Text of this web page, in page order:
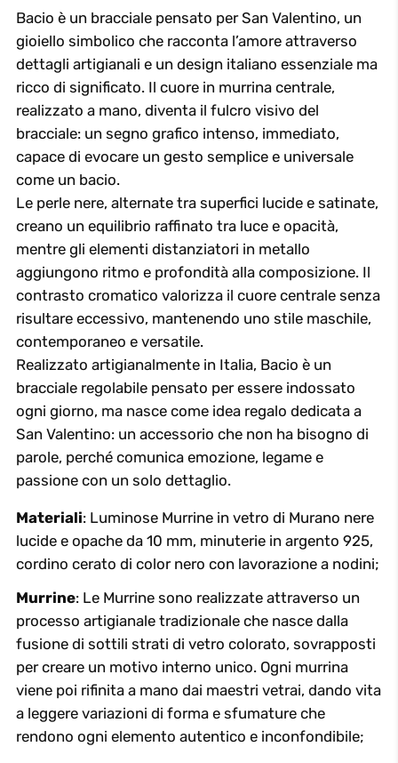
Bacio è un bracciale pensato per San Valentino, un
gioiello simbolico che racconta l’amore attraverso
dettagli artigianali e un design italiano essenziale ma
ricco di significato. Il cuore in murrina centrale,
realizzato a mano, diventa il fulcro visivo del
bracciale: un segno grafico intenso, immediato,
capace di evocare un gesto semplice e universale
come un bacio.
Le perle nere, alternate tra superfici lucide e satinate,
creano un equilibrio raffinato tra luce e opacità,
mentre gli elementi distanziatori in metallo
aggiungono ritmo e profondità alla composizione. Il
contrasto cromatico valorizza il cuore centrale senza
risultare eccessivo, mantenendo uno stile maschile,
contemporaneo e versatile.
Realizzato artigianalmente in Italia, Bacio è un
bracciale regolabile pensato per essere indossato
ogni giorno, ma nasce come idea regalo dedicata a
San Valentino: un accessorio che non ha bisogno di
parole, perché comunica emozione, legame e
passione con un solo dettaglio.
Materiali: Luminose Murrine in vetro di Murano nere
lucide e opache da 10 mm, minuterie in argento 925,
cordino cerato di color nero con lavorazione a nodini;
Murrine: Le Murrine sono realizzate attraverso un
processo artigianale tradizionale che nasce dalla
fusione di sottili strati di vetro colorato, sovrapposti
per creare un motivo interno unico. Ogni murrina
viene poi rifinita a mano dai maestri vetrai, dando vita
a leggere variazioni di forma e sfumature che
rendono ogni elemento autentico e inconfondibile;